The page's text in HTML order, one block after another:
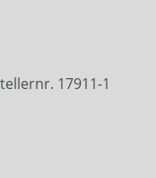
17911-1